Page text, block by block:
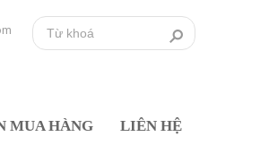
MUA HÀNG LIÊN HỆ